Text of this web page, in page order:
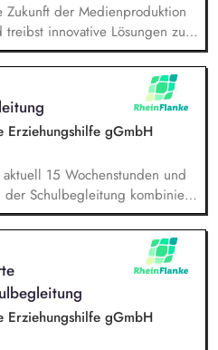
Zukunft der Medienproduktion
innovative Lösungen zur
voran. Dein Fokus liegt auf der
von TV-
Co2e-Fußabdruck,
zur emissionsfreien
Koordination interner und
Erziehungshilfe gGmbH
15 Wochenstunden und
Schulbegleitung kombiniert
und Stellenvertretung,
Zielvereinbarung und
Förderung
Qualitätssicherung der
Kommunikation
zwischen RheinFlanke und
Erziehungshilfe gGmbH